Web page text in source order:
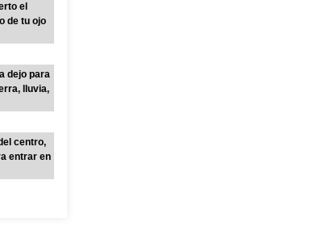
el
de tu ojo
dejo para
lluvia,
centro,
entrar en